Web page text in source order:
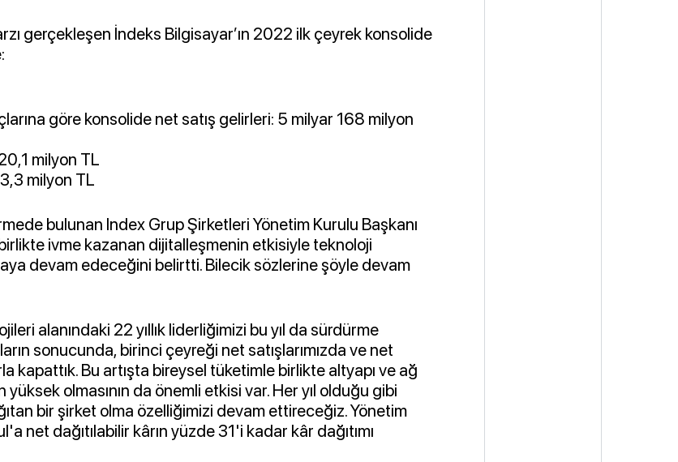
gerçekleşen İndeks Bilgisayar’ın 2022 ilk çeyrek konsolide
göre konsolide net satış gelirleri: 5 milyar 168 milyon
milyon TL
milyon TL
bulunan Index Grup Şirketleri Yönetim Kurulu Başkanı
ivme kazanan dijitalleşmenin etkisiyle teknoloji
devam edeceğini belirtti. Bilecik sözlerine şöyle devam
alanındaki 22 yıllık liderliğimizi bu yıl da sürdürme
sonucunda, birinci çeyreği net satışlarımızda ve net
kapattık. Bu artışta bireysel tüketimle birlikte altyapı ve ağ
olmasının da önemli etkisi var. Her yıl olduğu gibi
bir şirket olma özelliğimizi devam ettireceğiz. Yönetim
net dağıtılabilir kârın yüzde 31'i kadar kâr dağıtımı